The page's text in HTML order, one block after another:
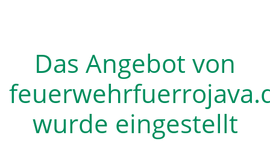
Das Angebot von
wurde eingestellt